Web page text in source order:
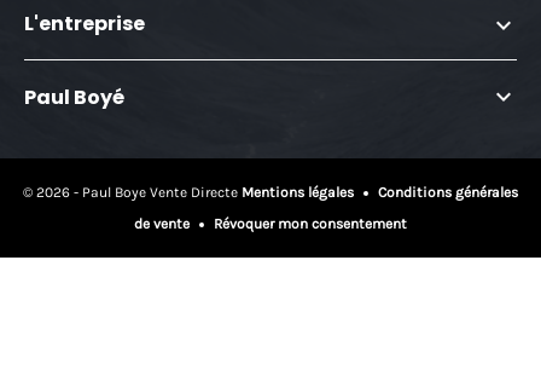
L'entreprise 
Paul Boyé 
© 2026 - Paul Boye Vente Directe Mentions légales
Conditions générales
de vente
Révoquer mon consentement